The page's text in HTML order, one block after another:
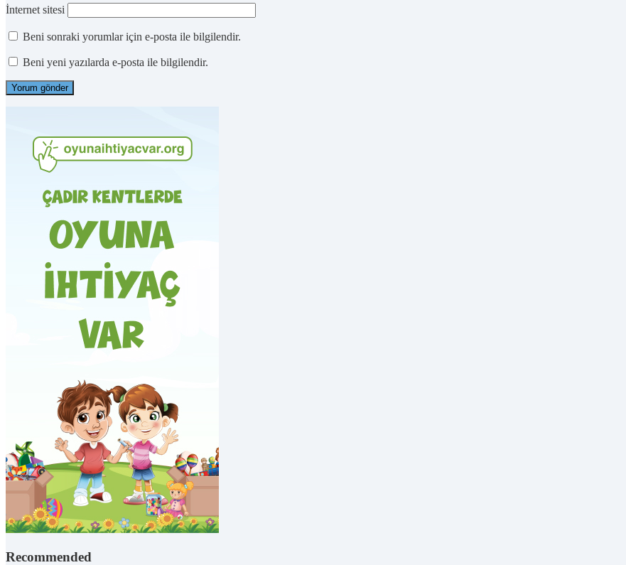
İnternet sitesi
Beni sonraki yorumlar için e-posta ile bilgilendir.
Beni yeni yazılarda e-posta ile bilgilendir.
Recommended